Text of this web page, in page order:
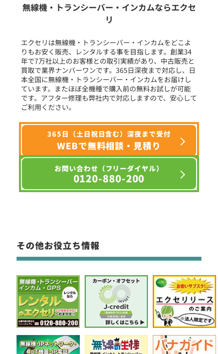
フリーワード入力(製品名等)
選択条件をリセット
無線機・トランシーバー・インカムならエクセ
リ
エクセリは無線機・トランシーバー・インカムをどこよ
りもお安く販売、レンタルする事を目指します。創業34
年で7万社以上のお客様との取引実績があり、中古販売と
買取で業界ナンバーワンです。365日深夜まで対応し、日
本全国に無線機・トランシーバー・インカムをお届けし
ています。またほぼ全機種で購入前の無料お試しが可能
です。アフター修理も弊社内で対応しますので、安心して
ご利用ください。
365日（土日祝日含む）深夜まで受付
WEBで無料相談・見積り
お問い合わせ（フリーダイヤル）
0120-880-200
その他お役立ち情報